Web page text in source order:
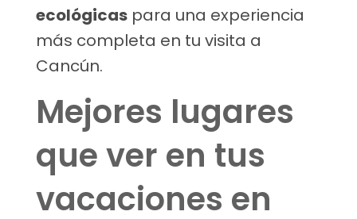
ecológicas para una experiencia
más completa en tu visita a
Cancún.
Mejores lugares
que ver en tus
vacaciones en